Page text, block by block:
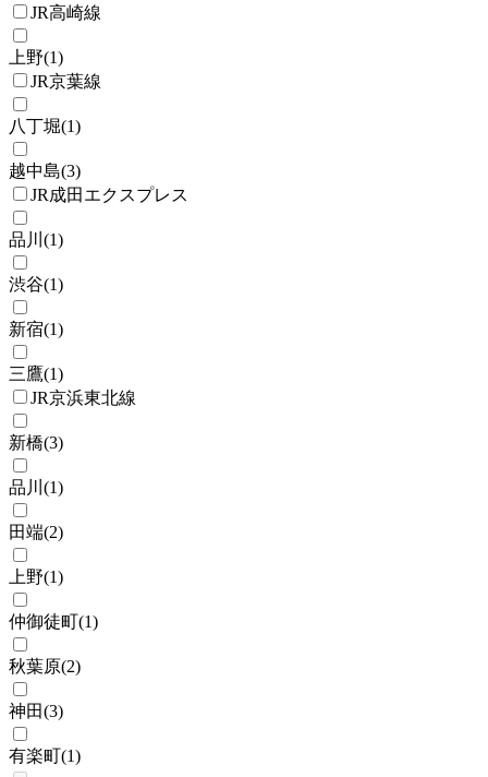
JR高崎線
上野(1)
JR京葉線
八丁堀(1)
越中島(3)
JR成田エクスプレス
品川 (1)
渋谷(1)
新宿(1)
三鷹(1)
JR京浜東北線
新橋(3)
品川 (1)
田端(2)
上野(1)
仲御徒町(1)
秋葉原(2)
神田(3)
有楽町(1)